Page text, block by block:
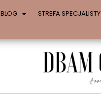
BLOG STREFA SPECJALISTY